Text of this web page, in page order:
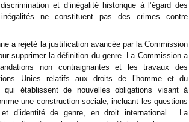
et d’inégalité historique à l’égard des
ne constituent pas des crimes contre
a rejeté la justification avancée par la Commission
supprimer la définition du genre. La Commission a
non contraignantes et les travaux des
Unies relatifs aux droits de l’homme et du
qui établissent de nouvelles obligations visant à
une construction sociale, incluant les questions
et d’identité de genre, en droit international. La